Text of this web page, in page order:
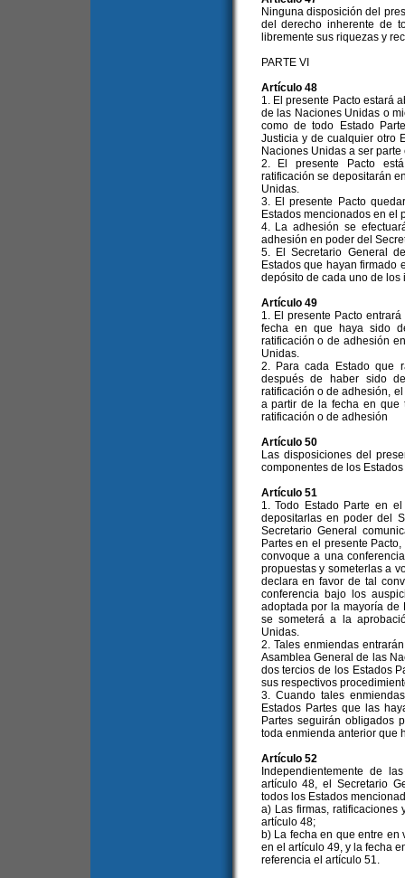
Ninguna disposición del
del derecho inherente de
libremente sus riquezas y
PARTE VI
Artículo 48
1. El presente Pacto estará
de las Naciones Unidas o
como de todo Estado
Justicia y de cualquier otro
Naciones Unidas a ser
2. El presente Pacto
ratificación se depositarán
Unidas.
3. El presente Pacto
Estados mencionados en el
4. La adhesión se
adhesión en poder del
5. El Secretario General
Estados que hayan firmado
depósito de cada uno de los
Artículo 49
1. El presente Pacto
fecha en que haya sido
ratificación o de adhesión
Unidas.
2. Para cada Estado que
después de haber sido
ratificación o de adhesión,
a partir de la fecha en que
ratificación o de adhesión
Artículo 50
Las disposiciones del
componentes de los
Artículo 51
1. Todo Estado Parte en
depositarlas en poder del
Secretario General
Partes en el presente
convoque a una
propuestas y someterlas a
declara en favor de tal
conferencia bajo los
adoptada por la mayoría de
se someterá a la
Unidas.
2. Tales enmiendas
Asamblea General de las
dos tercios de los Estados
sus respectivos
3. Cuando tales
Estados Partes que las
Partes seguirán obligados
toda enmienda anterior que
Artículo 52
Independientemente de
artículo 48, el Secretario
todos los Estados
a) Las firmas, ratificaciones
artículo 48;
b) La fecha en que entre en
en el artículo 49, y la fecha
referencia el artículo 51.